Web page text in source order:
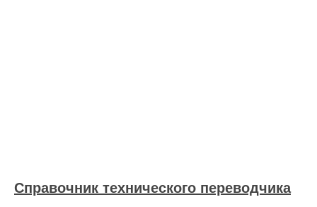
Справочник технического переводчика